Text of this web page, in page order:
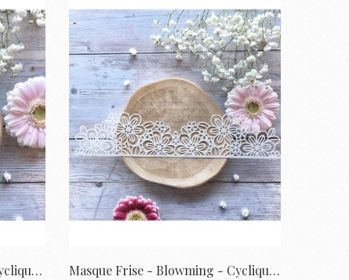
Tampon Clear A8 - Soleil - Cyclique | Chou... Masque Frise - Blowming - Cyclique | Chou...